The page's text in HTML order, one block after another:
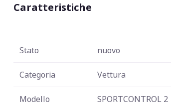
Caratteristiche
Stato nuovo
Categoria Vettura
Modello SPORTCONTROL 2